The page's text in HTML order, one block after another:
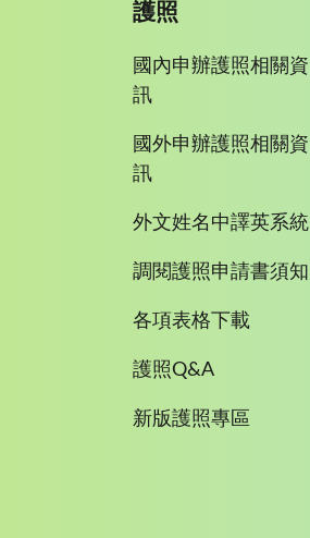
護照
國內申辦護照相關資
訊
國外申辦護照相關資
訊
外文姓名中譯英系統
調閱護照申請書須知
各項表格下載
護照Q&A
新版護照專區